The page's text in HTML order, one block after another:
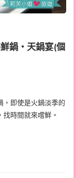
鍋‧天鍋宴(個
，即使是火鍋淡季的
時間就來嚐鮮。